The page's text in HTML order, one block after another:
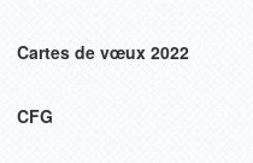
Cartes de vœux 2022
CFG